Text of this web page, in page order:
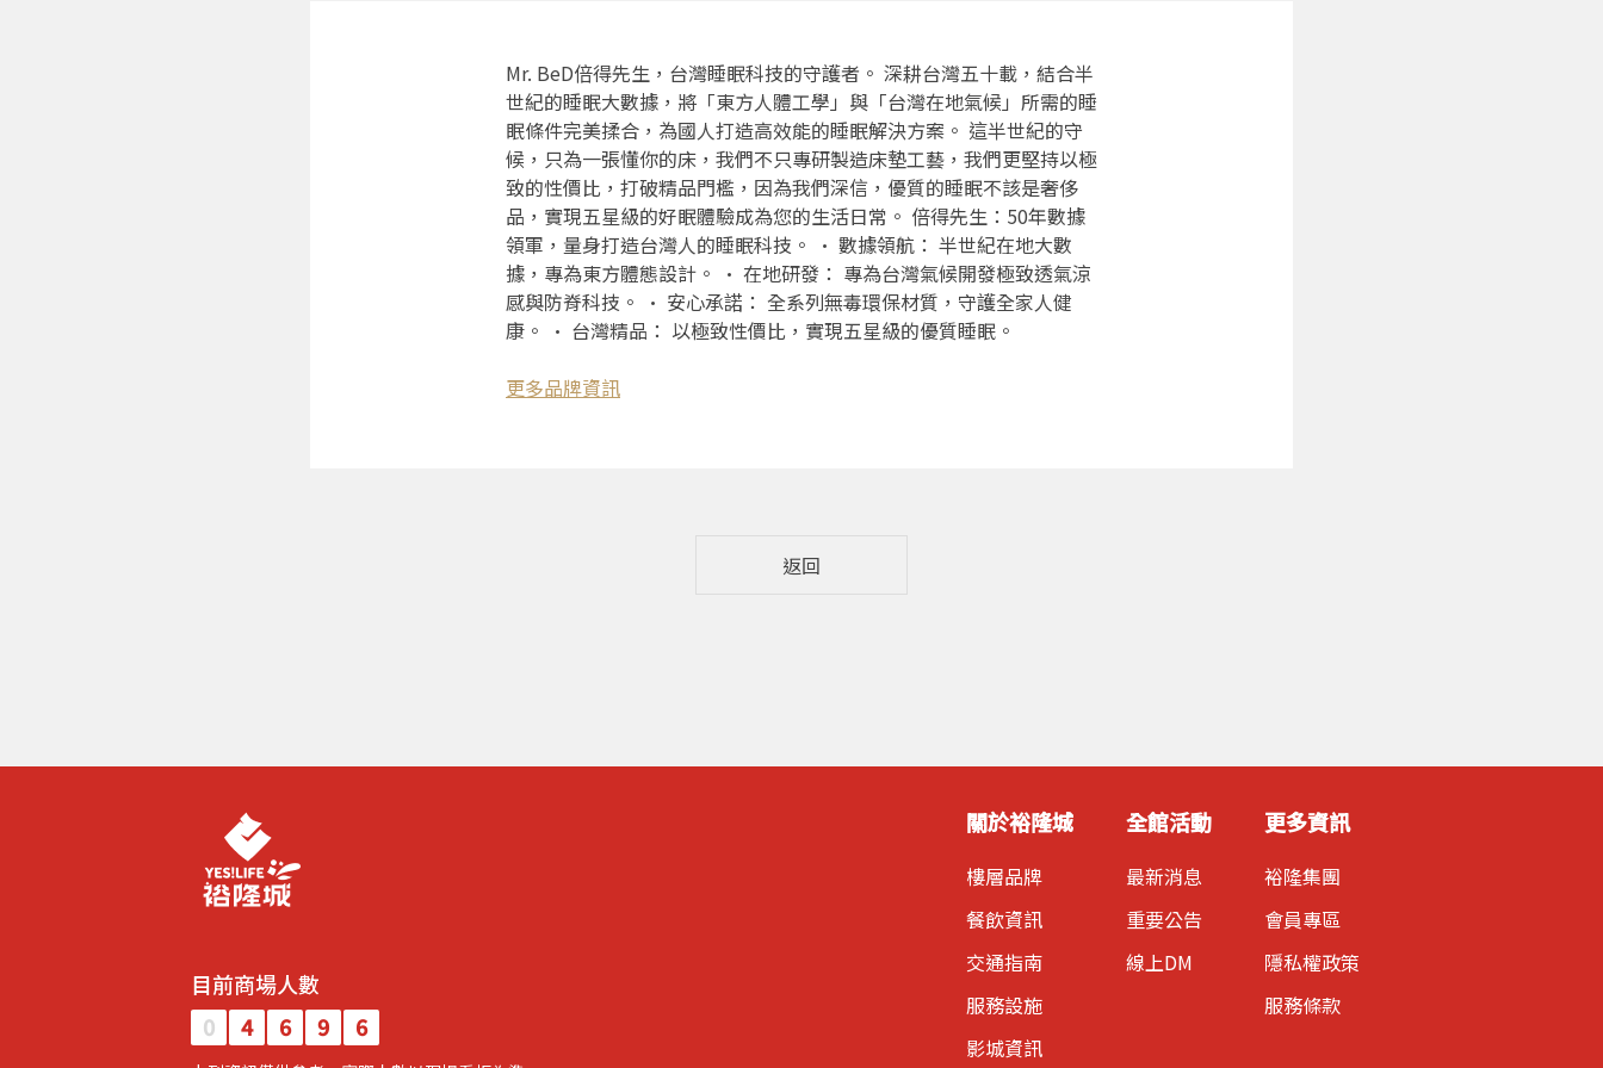
Mr. BeD倍得先生，台灣睡眠科技的守護者。 深耕台灣五十載，結合半
世紀的睡眠大數據，將「東方人體工學」與「台灣在地氣候」所需的睡
眠條件完美揉合，為國人打造高效能的睡眠解決方案。 這半世紀的守
候，只為一張懂你的床，我們不只專研製造床墊工藝，我們更堅持以極
致的性價比，打破精品門檻，因為我們深信，優質的睡眠不該是奢侈
品，實現五星級的好眠體驗成為您的生活日常。 倍得先生：50年數據
領軍，量身打造台灣人的睡眠科技。 • 數據領航： 半世紀在地大數
據，專為東方體態設計。 • 在地研發： 專為台灣氣候開發極致透氣涼
感與防脊科技。 • 安心承諾： 全系列無毒環保材質，守護全家人健
康。 • 台灣精品： 以極致性價比，實現五星級的優質睡眠。
更多品牌資訊
返回
關於裕隆城
樓層品牌
餐飲資訊
交通指南
服務設施
影城資訊
全館活動
最新消息
重要公告
線上DM
更多資訊
裕隆集團
會員專區
隱私權政策
服務條款
目前商場人數
0
4 6 9 6